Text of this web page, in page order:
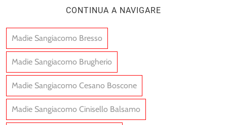
CONTINUA A NAVIGARE
Madie Sangiacomo Bresso
Madie Sangiacomo Brugherio
Madie Sangiacomo Cesano Boscone
Madie Sangiacomo Cinisello Balsamo